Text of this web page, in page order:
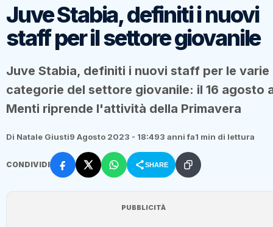
Juve Stabia, definiti i nuovi
staff per il settore giovanile
Juve Stabia, definiti i nuovi staff per le varie
categorie del settore giovanile: il 16 agosto
Menti riprende l'attività della Primavera
Di Natale Giusti9 Agosto 2023 - 18:493 anni fa1 min di lettura
CONDIVIDI SHARE
PUBBLICITÀ